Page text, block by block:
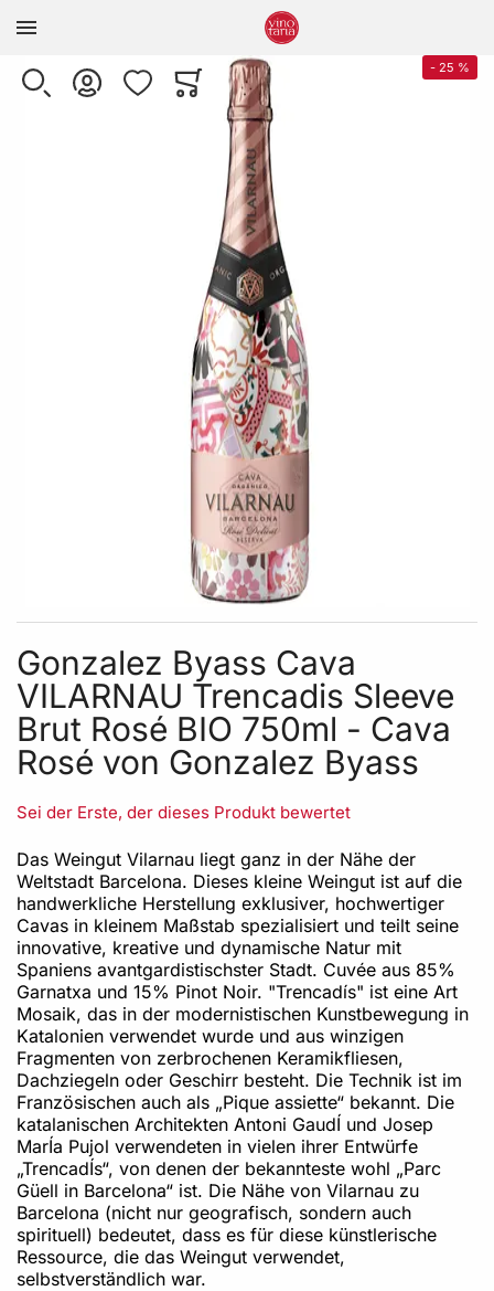
Zur Homepage
SUCHE KONTO WUNSCHLISTEWARENKORB
Minicart
Skip to the end of the images gallery
Skip to the beginning of the images gallery
- 25 %
Gonzalez Byass Cava
VILARNAU Trencadis Sleeve
Brut Rosé BIO 750ml - Cava
Rosé von Gonzalez Byass
Sei der Erste, der dieses Produkt bewertet
Das Weingut Vilarnau liegt ganz in der Nähe der
Weltstadt Barcelona. Dieses kleine Weingut ist auf die
handwerkliche Herstellung exklusiver, hochwertiger
Cavas in kleinem Maßstab spezialisiert und teilt seine
innovative, kreative und dynamische Natur mit
Spaniens avantgardistischster Stadt. Cuvée aus 85%
Garnatxa und 15% Pinot Noir. "Trencadís" ist eine Art
Mosaik, das in der modernistischen Kunstbewegung in
Katalonien verwendet wurde und aus winzigen
Fragmenten von zerbrochenen Keramikfliesen,
Dachziegeln oder Geschirr besteht. Die Technik ist im
Französischen auch als „Pique assiette“ bekannt. Die
katalanischen Architekten Antoni GaudÍ und Josep
MarÍa Pujol verwendeten in vielen ihrer Entwürfe
„TrencadÍs“, von denen der bekannteste wohl „Parc
Güell in Barcelona“ ist. Die Nähe von Vilarnau zu
Barcelona (nicht nur geografisch, sondern auch
spirituell) bedeutet, dass es für diese künstlerische
Ressource, die das Weingut verwendet,
selbstverständlich war.